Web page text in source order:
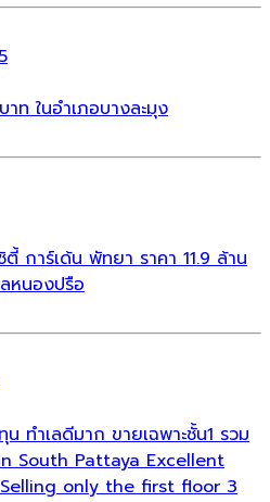
ท ในอำเภอบางละมุง
การ์เด้น พัทยา ราคา 11.9 ล้าน
หนองปรือ
ทำเลดีมาก ขายเฉพาะชั้น1 รวม
South Pattaya Excellent
only the first floor 3